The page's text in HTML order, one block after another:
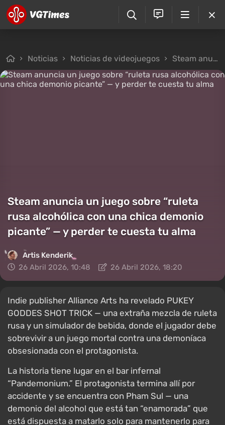
Noticias Noticias de videojuegos Steam anuncia un juego sobre “ruleta rusa alcohólica con una chica demonio picante” — y perder te cuesta tu alma
Steam anuncia un juego sobre “ruleta
rusa alcohólica con una chica demonio
picante” — y perder te cuesta tu alma
Artis Kenderik
26 Abril 2026, 10:48
26 Abril 2026, 18:20
Indie publisher Alliance Arts ha revelado PUKEY
GODDES SHOT TRICK — una extraña mezcla de ruleta
rusa y un simulador de bebida, donde el jugador debe
sobrevivir a un juego mortal contra una demoníaca
obsesionada con el protagonista.
La historia tiene lugar en el bar infernal
“Pandemonium.” El protagonista termina allí por
accidente y se encuentra con Pham Sul — una
demonio del alcohol que está tan “enamorada” que
está dispuesta a matarlo solo para mantenerlo para